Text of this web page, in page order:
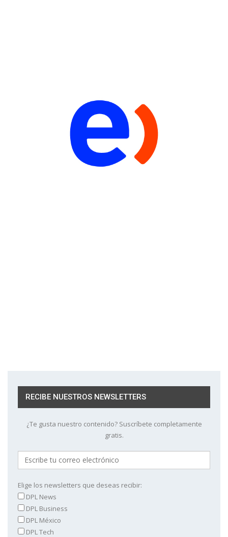
RECIBE NUESTROS NEWSLETTERS
¿Te gusta nuestro contenido? Suscríbete completamente
gratis.
Elige los newsletters que deseas recibir:
DPL News
DPL Business
DPL México
DPL Tech